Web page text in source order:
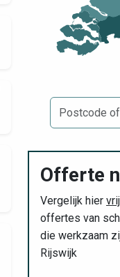
Offerte
Vergelijk hier
offertes van
die werkzaam
Rijswijk